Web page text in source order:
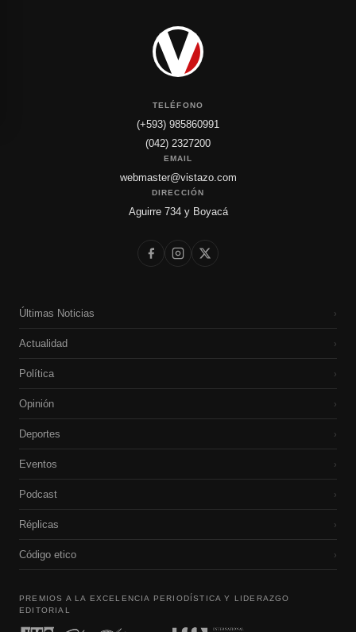
TELÉFONO
(+593) 985860991
(042) 2327200
EMAIL
webmaster@vistazo.com
DIRECCIÓN
Aguirre 734 y Boyacá
Últimas Noticias ›
Actualidad ›
Política ›
Opinión ›
Deportes ›
Eventos ›
Podcast ›
Réplicas ›
Código etico ›
PREMIOS A LA EXCELENCIA PERIODÍSTICA Y LIDERAZGO
EDITORIAL